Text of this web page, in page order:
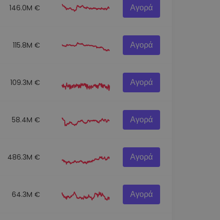
146.0M € Αγορά
115.8M € Αγορά
109.3M € Αγορά
58.4M € Αγορά
486.3M € Αγορά
64.3M € Αγορά